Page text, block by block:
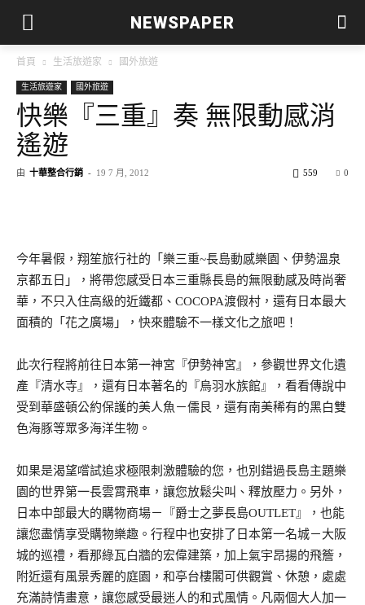
NEWSPAPER
首頁 生活旅遊家 國外旅遊
生活旅遊家 國外旅遊
快樂『三重』奏 無限動感消
遙遊
由 十華整合行銷 - 19 7 月, 2012 0
559
今年暑假，翔笙旅行社的「樂三重~長島動感樂園、伊勢溫泉
京都五日」，將帶您感受日本三重縣長島的無限動感及時尚奢
華，不只入住高級的近鐵都、COCOPA渡假村，還有日本最大
面積的「花之廣場」，快來體驗不一樣文化之旅吧！
此次行程將前往日本第一神宮『伊勢神宮』，參觀世界文化遺
產『清水寺』，還有日本著名的『烏羽水族館』，看看傳說中
受到華盛頓公約保護的美人魚－儒艮，還有南美稀有的黑白雙
色海豚等眾多海洋生物。
如果是渴望嚐試追求極限刺激體驗的您，也別錯過長島主題樂
園的世界第一長雲霄飛車，讓您放鬆尖叫、釋放壓力。另外，
日本中部最大的購物商場－『爵士之夢長島OUTLET』，也能
讓您盡情享受購物樂趣。行程中也安排了日本第一名城－大阪
城的巡禮，看那綠瓦白牆的宏偉建築，加上氣宇昂揚的飛簷，
附近還有風景秀麗的庭園，和亭台樓閣可供觀賞、休憩，處處
充滿詩情畫意，讓您感受最迷人的和式風情。凡兩個大人加一